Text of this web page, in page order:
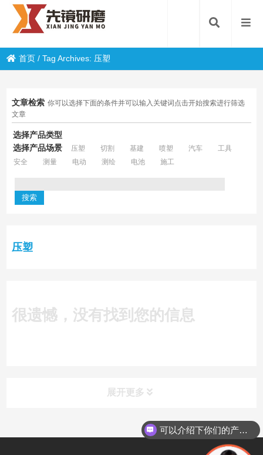
首页 /Tag Archives: 压塑
文章检索 你可以选择下面的条件并可以输入关键词点击开始搜索进行筛选
文章
选择产品类型
选择产品场景
压塑 切割 基建 喷塑 汽车
工具
安全
测量 电动 测绘 电池 施工
压塑
很遗憾，没有找到您的信息
展开更多
可以介绍下你们的产品么